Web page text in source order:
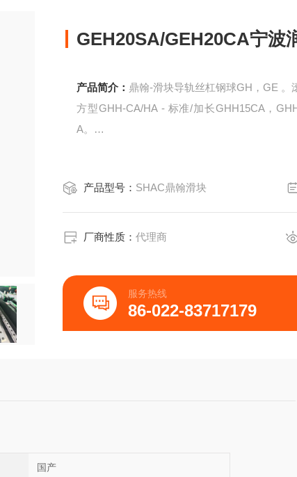
GEH20SA/GEH20CA宁波
产品简介： 鼎翰-滑块导轨丝杠钢球GH，GE 。
方型GHH-CA/HA - 标准/加长GHH15CA，
A。
产品型号： SHAC鼎翰滑块
厂商性质：代理商
服务热线
86-022-83717179
国产